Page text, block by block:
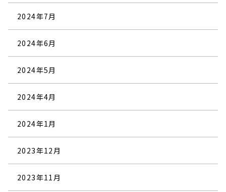
2024年7月
2024年6月
2024年5月
2024年4月
2024年1月
2023年12月
2023年11月